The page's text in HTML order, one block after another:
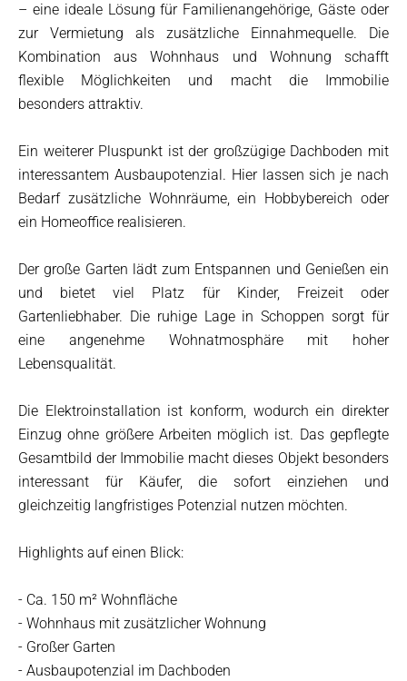
– eine ideale Lösung für Familienangehörige, Gäste oder
zur Vermietung als zusätzliche Einnahmequelle. Die
Kombination aus Wohnhaus und Wohnung schafft
flexible Möglichkeiten und macht die Immobilie
besonders attraktiv.
Ein weiterer Pluspunkt ist der großzügige Dachboden mit
interessantem Ausbaupotenzial. Hier lassen sich je nach
Bedarf zusätzliche Wohnräume, ein Hobbybereich oder
ein Homeoffice realisieren.
Der große Garten lädt zum Entspannen und Genießen ein
und bietet viel Platz für Kinder, Freizeit oder
Gartenliebhaber. Die ruhige Lage in Schoppen sorgt für
eine angenehme Wohnatmosphäre mit hoher
Lebensqualität.
Die Elektroinstallation ist konform, wodurch ein direkter
Einzug ohne größere Arbeiten möglich ist. Das gepflegte
Gesamtbild der Immobilie macht dieses Objekt besonders
interessant für Käufer, die sofort einziehen und
gleichzeitig langfristiges Potenzial nutzen möchten.
Highlights auf einen Blick:
- Ca. 150 m² Wohnfläche
- Wohnhaus mit zusätzlicher Wohnung
- Großer Garten
- Ausbaupotenzial im Dachboden